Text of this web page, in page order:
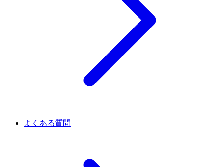
よくある質問